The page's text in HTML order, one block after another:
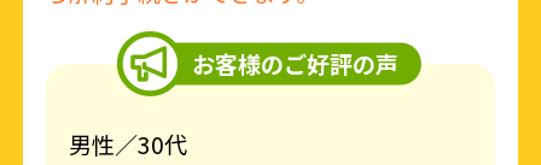
お客様のご好評の声
男性／30代